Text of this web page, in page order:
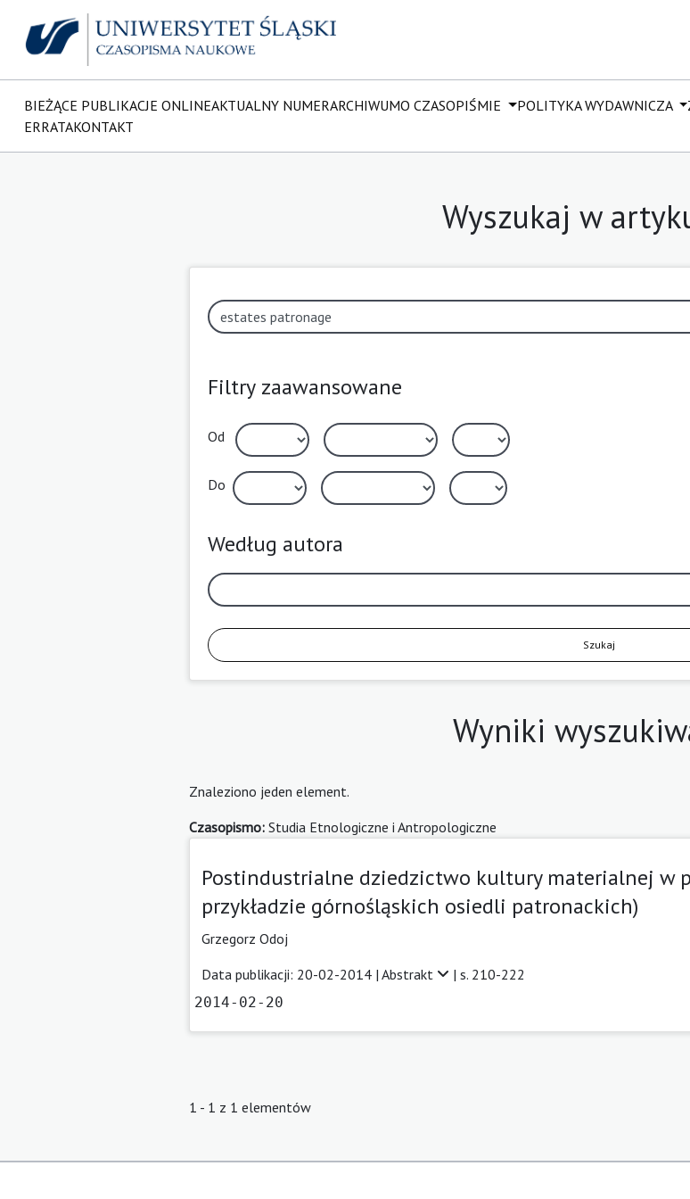
BIEŻĄCE PUBLIKACJE ONLINEAKTUALNY NUMERARCHIWUMO CZASOPIŚMIE POLITYKA WYDAWNICZA
ERRATAKONTAKT
Wyszukaj w
Filtry zaawansowane
Od
Do
Według autora
Szukaj
Wyniki
Znaleziono jeden element.
Czasopismo: Studia Etnologiczne i Antropologiczne
Postindustrialne dziedzictwo kultury materialnej w
przykładzie górnośląskich osiedli patronackich)
Grzegorz Odoj
Data publikacji: 20-02-2014 | Abstrakt | s. 210-222
2014-02-20
1 - 1 z 1 elementów